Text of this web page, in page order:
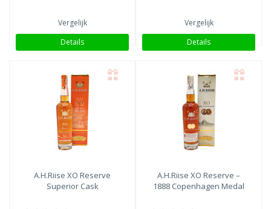
Vergelijk
Details
Vergelijk
Details
A.H.Riise XO Reserve
Superior Cask
A.H.Riise XO Reserve –
1888 Copenhagen Medal